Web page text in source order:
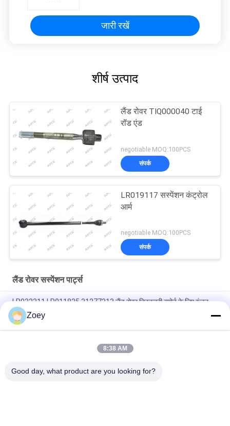
जारी रखें
शीर्ष उत्पाद
लैंड रोवर TIQ000040 टाई
रॉड एंड
negotiable MOQ:100PCS
संपर्क
LR019117 सस्पेंशन कंट्रोल
आर्म
negotiable MOQ:100PCS
संपर्क
लैंड रोवर सस्पेंशन पार्ट्स
LR032311 LR011835 31277313 लैंड रोवर डिस्कवरी स्पोर्ट के लिए इंजन
माउंट
OEM LR092039 IAF500021 TRANSMISSION MOUNT FOR LAND
Zoey
8:38 AM
Good day, what product are you looking for?